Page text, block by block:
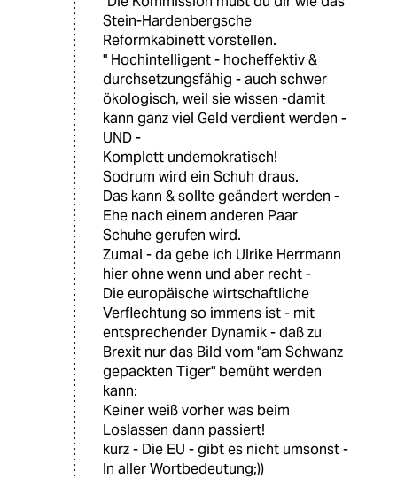
Stein-Hardenbergsche
Reformkabinett vorstellen.
" Hochintelligent - hocheffektiv &
durchsetzungsfähig - auch schwer
ökologisch, weil sie wissen -damit
kann ganz viel Geld verdient werden -
UND -
Komplett undemokratisch!
Sodrum wird ein Schuh draus.
Das kann & sollte geändert werden -
Ehe nach einem anderen Paar
Schuhe gerufen wird.
Zumal - da gebe ich Ulrike Herrmann
hier ohne wenn und aber recht -
Die europäische wirtschaftliche
Verflechtung so immens ist - mit
entsprechender Dynamik - daß zu
Brexit nur das Bild vom "am Schwanz
gepackten Tiger" bemüht werden
kann:
Keiner weiß vorher was beim
Loslassen dann passiert!
kurz - Die EU - gibt es nicht umsonst -
In aller Wortbedeutung;))